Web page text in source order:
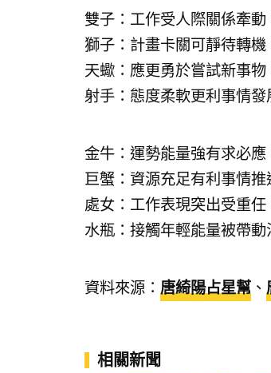
雙子：工作受人際關係牽
獅子：計畫卡關可靜待轉
天蠍：應更勇於嘗試新事
射手：態度柔軟更利事情
金牛：運勢能量強有求必
巨蟹：資源充足有利事情
處女：工作表現突出受重
水瓶：接觸年輕能量被帶
資料來源： 唐綺陽占星幫、
相關新聞